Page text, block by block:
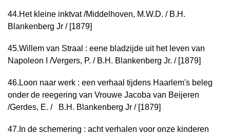
44. Het kleine inktvat /Middelhoven, M.W.D. / B.H.
Blankenberg Jr / [1879]
45.Willem van Straal : eene bladzijde uit het leven van
Napoleon I /Vergers, P. / B.H. Blankenberg Jr. / [1879]
46.Loon naar werk : een verhaal tijdens Haarlem's beleg
onder de reegering van Vrouwe Jacoba van Beijeren
/Gerdes, E. / B.H. Blankenberg Jr / [1879]
47. In de schemering : acht verhalen voor onze kinderen